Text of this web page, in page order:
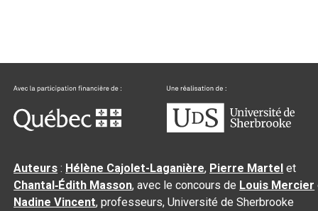
Auteurs : Hélène Cajolet-Laganière, Pierre Martel et
Chantal‑Édith Masson, avec le concours de Louis Mercier
Nadine Vincent, professeurs, Université de Sherbrooke